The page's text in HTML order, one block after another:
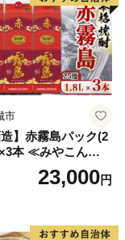
市
造】赤霧島パック(2
本 ≪みやこんじょ
07-K03P-1800-3
23,000円